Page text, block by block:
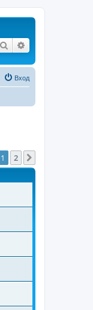
Поиск
Вход
1 2